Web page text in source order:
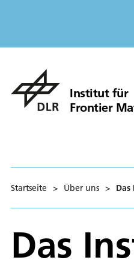
Institut für
Frontier
Startseite > Über uns >
Das